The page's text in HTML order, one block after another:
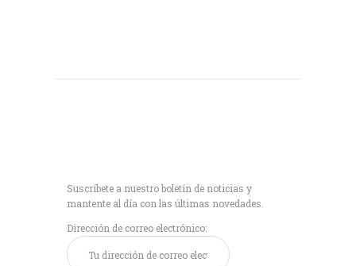
Suscríbete a nuestro boletín de noticias y
mantente al día con las últimas novedades.
Dirección de correo electrónico: